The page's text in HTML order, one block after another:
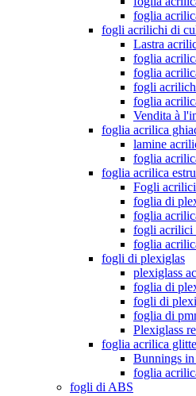
foglia
fogli acrilichi di
Lastra
foglia
foglia
fogli
foglia
Vendita à
foglia acrilica
lamine
foglia
foglia acrilica
Fogli
foglia di
foglia
fogli acrilici
foglia
fogli di plexiglas
plexiglass
foglia di
fogli di
foglia di
Plexiglass
foglia acrilica
Bunnings
foglia
fogli di ABS